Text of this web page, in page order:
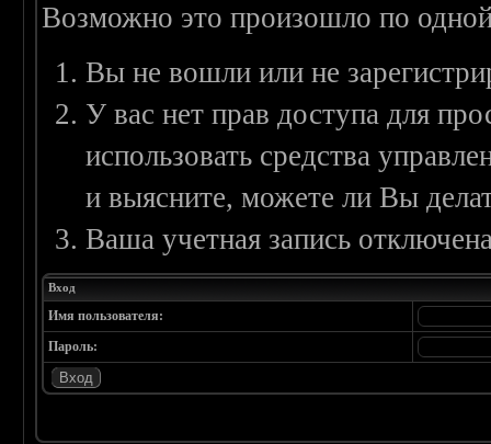
Возможно это произошло по
Вы не вошли или не
У вас нет прав доступа для
использовать средства
и выясните, можете ли Вы
Ваша учетная запись
Вход
Имя пользователя:
Пароль: